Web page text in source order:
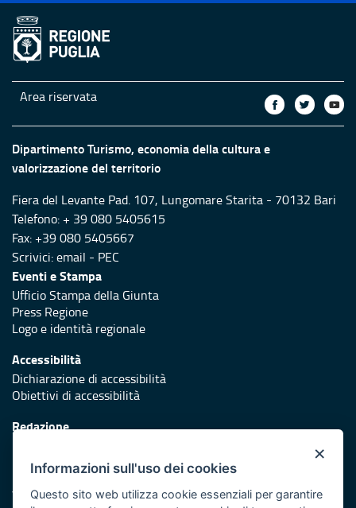
Area riservata
Dipartimento Turismo, economia della cultura e
valorizzazione del territorio
Fiera del Levante Pad. 107, Lungomare Starita - 70132 Bari
Telefono: + 39 080 5405615
Fax: +39 080 5405667
Scrivici:email - PEC
Eventi e Stampa
Ufficio Stampa della Giunta
Press Regione
Logo e identità regionale
Accessibilità
Dichiarazione di accessibilità
Obiettivi di accessibilità
Redazione
Protezione civile
Vai al sito di Protezione Civile Puglia
×
Informazioni sull'uso dei cookies
Questo sito web utilizza cookie essenziali per garantire